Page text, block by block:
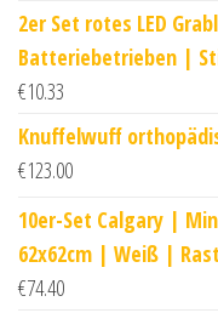
2er Set rotes LED
Batteriebetrieben |
€10.33
Knuffelwuff
€123.00
10er-Set Calgary |
62x62cm | Weiß |
€74.40